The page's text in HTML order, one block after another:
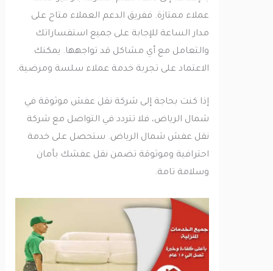
عملاء ممتازة. ففريق الدعم العملاء متاح على
مدار الساعة للإجابة على جميع استفساراتك
والتعامل مع أي مشاكل قد تواجهها. يمكنك
الاعتماد على تجربة خدمة عملاء سلسة ومرضية.
إذا كنت بحاجة إلى شركة نقل عفش موثوقة في
شمال الرياض، فلا تتردد في التواصل مع شركة
نقل عفش شمال الرياض. ستحصل على خدمة
احترافية وموثوقة تضمن نقل عفشك بأمان
وسلامة تامة.